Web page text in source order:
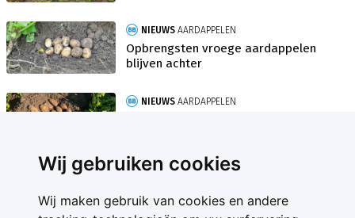
Wij gebruiken cookies
Wij maken gebruik van cookies en andere
NIEUWS AARDAPPELEN
Opbrengsten vroege aardappelen
blijven achter
NIEUWS AARDAPPELEN